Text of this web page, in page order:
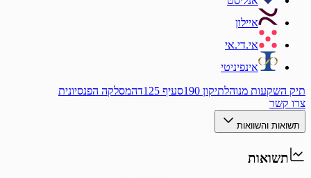
איילון
אי.די.אי
אינפיניטי
תיק השקעות מנוהלתיקון 190 סעיף 125ד
המסלקה הפנסיונית
צרו קשר
תשואות והשוואות
תשואות